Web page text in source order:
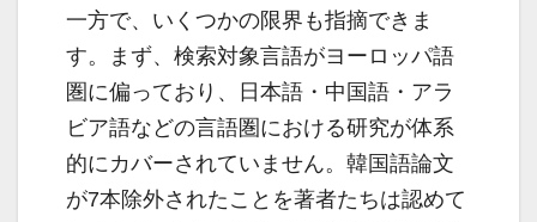
一方で、いくつかの限界も指摘できま
す。まず、検索対象言語がヨーロッパ語
圏に偏っており、日本語・中国語・アラ
ビア語などの言語圏における研究が体系
的にカバーされていません。韓国語論文
が7本除外されたことを著者たちは認めて